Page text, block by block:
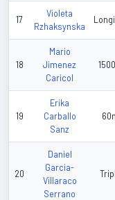
17
Violeta
Rzhaksynska
18
Mario
Jimenez
Caricol
19
Erika
Carballo
Sanz
20
Daniel
Garcia-
Villaraco
Serrano